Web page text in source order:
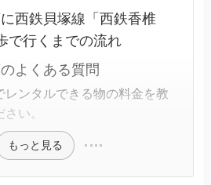
西鉄貝塚線「西鉄香椎
で行くまでの流れ
よくある質問
レンタルできる物の料金を教
い。
もっと見る